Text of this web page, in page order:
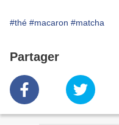
#thé #macaron #matcha
Partager